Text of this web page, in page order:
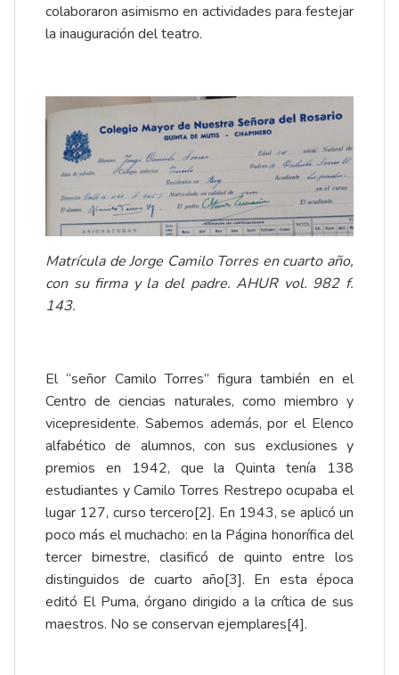
colaboraron asimismo en actividades para festejar
la inauguración del teatro.
Matrícula de Jorge Camilo Torres en cuarto año,
con su firma y la del padre. AHUR vol. 982 f.
143.
El “señor Camilo Torres” figura también en el
Centro de ciencias naturales, como miembro y
vicepresidente. Sabemos además, por el Elenco
alfabético de alumnos, con sus exclusiones y
premios en 1942, que la Quinta tenía 138
estudiantes y Camilo Torres Restrepo ocupaba el
lugar 127, curso tercero[2]. En 1943, se aplicó un
poco más el muchacho: en la Página honorífica del
tercer bimestre, clasificó de quinto entre los
distinguidos de cuarto año[3]. En esta época
editó El Puma, órgano dirigido a la crítica de sus
maestros. No se conservan ejemplares[4].